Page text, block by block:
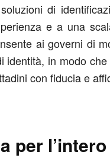
di
e a una
ai governi di
identità, in modo
con fiducia e
per